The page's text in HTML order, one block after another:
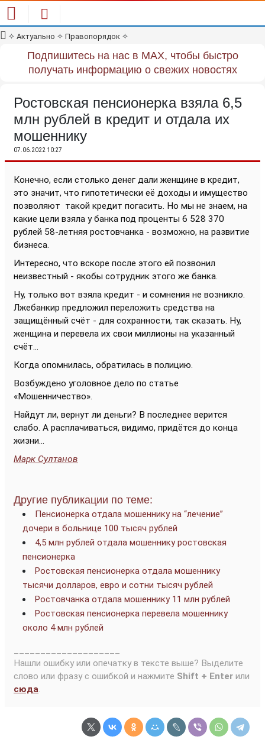
✧ Актуально ✧ Правопорядок ✧
Подпишитесь на нас в MAX, чтобы быстро
получать информацию о свежих новостях
Ростовская пенсионерка взяла 6,5
млн рублей в кредит и отдала их
мошеннику
07.06.2022 10:27
Конечно, если столько денег дали женщине в кредит,
это значит, что гипотетически её доходы и имущество
позволяют такой кредит погасить. Но мы не знаем, на
какие цели взяла у банка под проценты 6 528 370
рублей 58-летняя ростовчанка - возможно, на развитие
бизнеса.
Интересно, что вскоре после этого ей позвонил
неизвестный - якобы сотрудник этого же банка.
Ну, только вот взяла кредит - и сомнения не возникло.
Лжебанкир предложил переложить средства на
защищённый счёт - для сохранности, так сказать. Ну,
женщина и перевела их свои миллионы на указанный
счёт...
Когда опомнилась, обратилась в полицию.
Возбуждено уголовное дело по статье
«Мошенничество».
Найдут ли, вернут ли деньги? В последнее верится
слабо. А расплачиваться, видимо, придётся до конца
жизни...
Марк Султанов
Другие публикации по теме:
Пенсионерка отдала мошеннику на “лечение”
дочери в больнице 100 тысяч рублей
4,5 млн рублей отдала мошеннику ростовская
пенсионерка
Ростовская пенсионерка отдала мошеннику
тысячи долларов, евро и сотни тысяч рублей
Ростовчанка отдала мошеннику 11 млн рублей
Ростовская пенсионерка перевела мошеннику
около 4 млн рублей
Нашли ошибку или опечатку в тексте выше? Выделите
слово или фразу с ошибкой и нажмите Shift + Enter или
сюда.